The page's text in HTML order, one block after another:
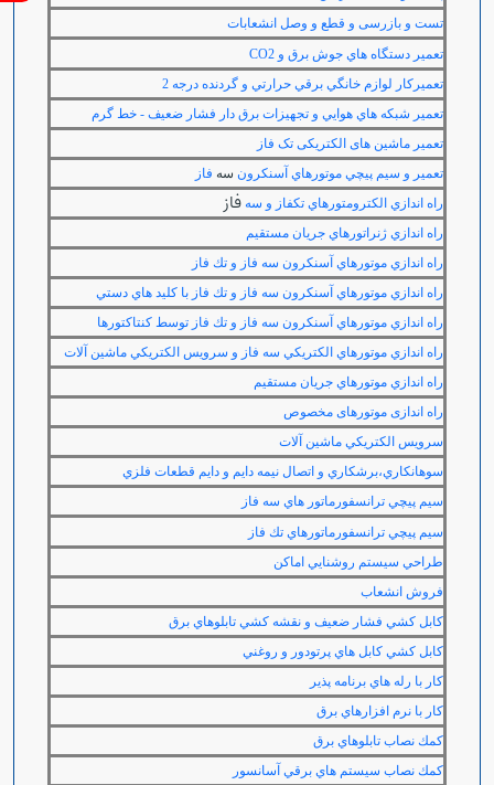
تست و بازرسی و قطع و وصل انشعابات
تعمير دستگاه هاي جوش برق و CO2
تعميركار لوازم خانگي برقي حرارتي و گردنده درجه 2
تعمير شبكه هاي هوايي و تجهيزات برق دار فشار ضعيف - خط گرم
تعمیر ماشین های الکتریکی تک فاز
تعمير و سيم پيچي موتورهاي آسنكرون سه فاز
راه اندازي الكترومتورهاي تكفاز و سه فاز
راه اندازي ژنراتورهاي جريان مستقيم
راه اندازي موتورهاي آسنكرون سه فاز و تك فاز
راه اندازي موتورهاي آسنكرون سه فاز و تك فاز با كليد هاي دستي
راه اندازي موتورهاي آسنكرون سه فاز و تك فاز توسط كنتاكتورها
راه اندازي موتورهاي الكتريكي سه فاز و سرويس الكتريكي ماشين آلات
راه اندازي موتورهاي جريان مستقيم
راه اندازی موتورهای مخصوص
سرويس الكتريكي ماشين آلات
سوهانكاري،برشكاري و اتصال نيمه دايم و دايم قطعات فلزي
سيم پيچي ترانسفورماتور هاي سه فاز
سيم پيچي ترانسفورماتورهاي تك فاز
طراحي سيستم روشنايي اماكن
فروش انشعاب
كابل كشي فشار ضعيف و نقشه كشي تابلوهاي برق
كابل كشي كابل هاي پرتودور و روغني
كار با رله هاي برنامه پذير
كار با نرم افزارهاي برق
كمك نصاب تابلوهاي برق
كمك نصاب سيستم هاي برقي آسانسور